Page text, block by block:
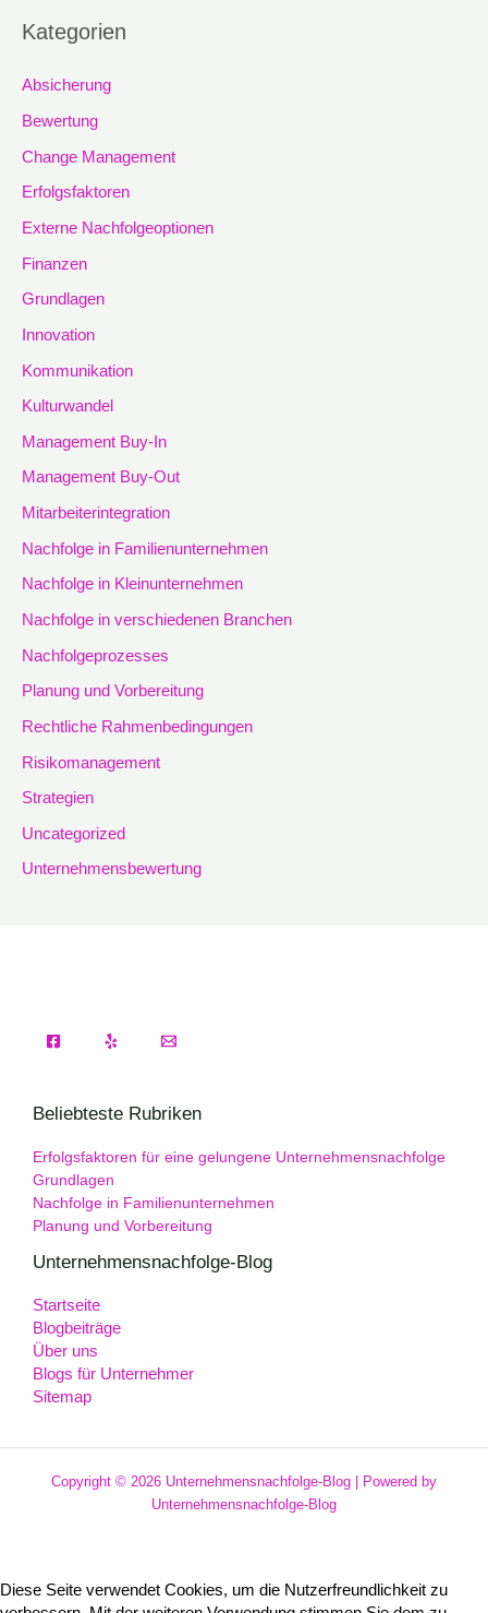
Kategorien
Absicherung
Bewertung
Change Management
Erfolgsfaktoren
Externe Nachfolgeoptionen
Finanzen
Grundlagen
Innovation
Kommunikation
Kulturwandel
Management Buy-In
Management Buy-Out
Mitarbeiterintegration
Nachfolge in Familienunternehmen
Nachfolge in Kleinunternehmen
Nachfolge in verschiedenen Branchen
Nachfolgeprozesses
Planung und Vorbereitung
Rechtliche Rahmenbedingungen
Risikomanagement
Strategien
Uncategorized
Unternehmensbewertung
Beliebteste Rubriken
Erfolgsfaktoren für eine gelungene Unternehmensnachfolge
Grundlagen
Nachfolge in Familienunternehmen
Planung und Vorbereitung
Unternehmensnachfolge-Blog
Startseite
Blogbeiträge
Über uns
Blogs für Unternehmer
Sitemap
Copyright © 2026 Unternehmensnachfolge-Blog | Powered by
Unternehmensnachfolge-Blog
Diese Seite verwendet Cookies, um die Nutzerfreundlichkeit zu